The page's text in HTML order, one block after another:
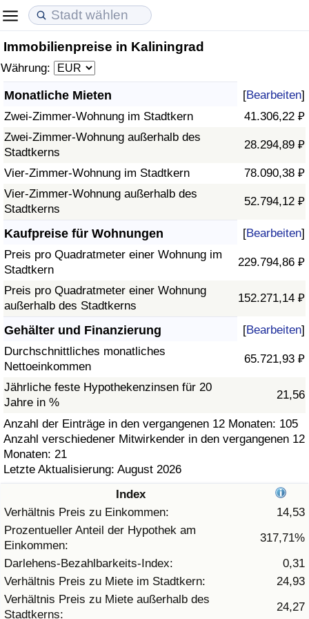
Immobilienpreise in Kaliningrad
Währung:
Monatliche Mieten [Bearbeiten]
Zwei-Zimmer-Wohnung im Stadtkern
41.306,22 ₽
Zwei-Zimmer-Wohnung außerhalb des
Stadtkerns
28.294,89 ₽
Vier-Zimmer-Wohnung im Stadtkern
78.090,38 ₽
Vier-Zimmer-Wohnung außerhalb des
Stadtkerns
52.794,12 ₽
Kaufpreise für Wohnungen [Bearbeiten]
Preis pro Quadratmeter einer Wohnung im
Stadtkern
229.794,86 ₽
Preis pro Quadratmeter einer Wohnung
außerhalb des Stadtkerns
152.271,14 ₽
Gehälter und Finanzierung [Bearbeiten]
Durchschnittliches monatliches
Nettoeinkommen
65.721,93 ₽
Jährliche feste Hypothekenzinsen für 20
Jahre in %
21,56
Anzahl der Einträge in den vergangenen 12 Monaten: 105
Anzahl verschiedener Mitwirkender in den vergangenen 12
Monaten: 21
Letzte Aktualisierung: August 2026
Index
Verhältnis Preis zu Einkommen:
14,53
Prozentueller Anteil der Hypothek am
Einkommen:
317,71%
Darlehens-Bezahlbarkeits-Index:
0,31
Verhältnis Preis zu Miete im Stadtkern:
24,93
Verhältnis Preis zu Miete außerhalb des
Stadtkerns:
24,27
Lebenshaltungskosten
Lebenshaltungskosten-Index (aktuell)
Lebenshaltungskosten-Index
Lebenshaltungskosten-Index nach Land
in Akaba
Immobilienpreise
Immobilienpreis-Index (aktuell)
Immobilienpreis-Index
Immobilienpreis-Index nach Land
Lebensqualität
Lebensqualität-Index
Lebensqualität-Index (aktuell)
Lebensqualitätsindex nach Land
Kriminalität
Kriminalitäts-Index (aktuell)
Kriminalitäts-Index
Kriminalitätsindex nach Land
Gesundheitsversorgung
Gesundheitsversorgungs-Index (aktuell)
Gesundheitsversorgungs-Index
Gesundheitsversorgungs-Index nach Land
Umweltverschmutzung
Umweltverschmutzungs-Index (aktuell)
Verschmutzungsindex
Umweltverschmutzungs-Index nach Land
Verkehr